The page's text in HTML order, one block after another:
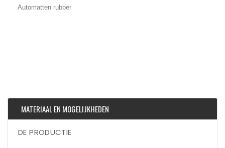
Automatten rubber
MATERIAAL EN MOGELIJKHEDEN
DE PRODUCTIE